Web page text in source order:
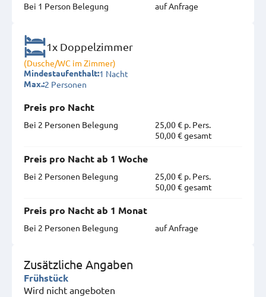
Bei 1 Person Belegung
auf Anfrage
1x Doppelzimmer
(Dusche/WC im Zimmer)
Mindestaufenthalt:1 Nacht
Max.:2 Personen
Preis pro Nacht
Bei 2 Personen Belegung
25,00 € p. Pers.
50,00 € gesamt
Preis pro Nacht ab 1 Woche
Bei 2 Personen Belegung
25,00 € p. Pers.
50,00 € gesamt
Preis pro Nacht ab 1 Monat
Bei 2 Personen Belegung
auf Anfrage
Zusätzliche Angaben
Frühstück
Wird nicht angeboten